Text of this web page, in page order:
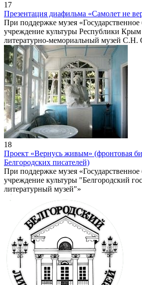
17
Презентация диафильма «Самолет не
При поддержке музея
учреждение культуры Республики
литературно-мемориальный музей С.Н.
18
Проект «Вернусь живым» (фронтовая
Белгородских писателей)
При поддержке музея
учреждение культуры "Белгородский
литературный музей"»